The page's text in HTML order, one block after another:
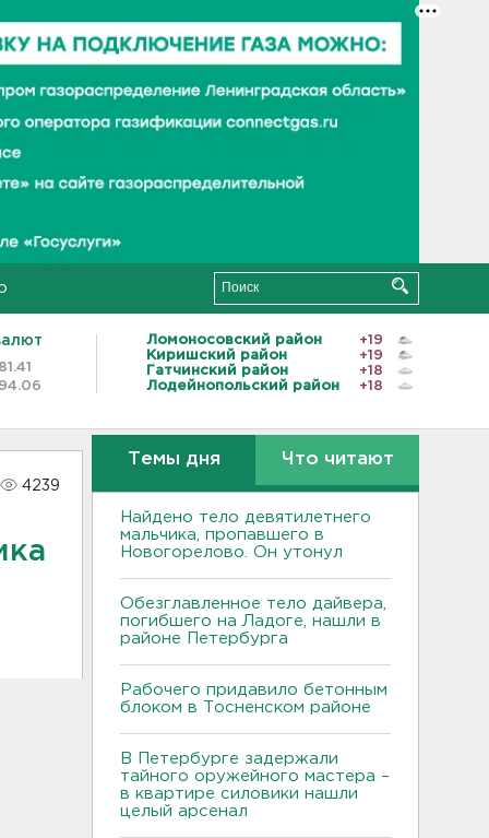
Ломоносовский район
+19
Киришский район
+19
Гатчинский район
+18
Лодейнопольский район
+18
4239
Темы дня Что читают
Найдено тело девятилетнего
мальчика, пропавшего в
Новогорелово. Он утонул
Обезглавленное тело дайвера,
погибшего на Ладоге, нашли в
районе Петербурга
Рабочего придавило бетонным
блоком в Тосненском районе
В Петербурге задержали
тайного оружейного мастера –
в квартире силовики нашли
целый арсенал